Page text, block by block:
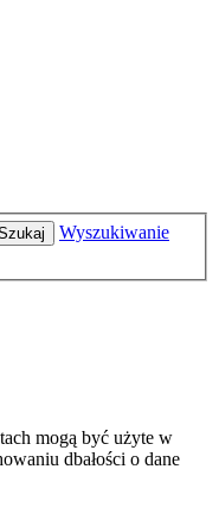
Wyszukiwanie
mogą być użyte w
dbałości o dane